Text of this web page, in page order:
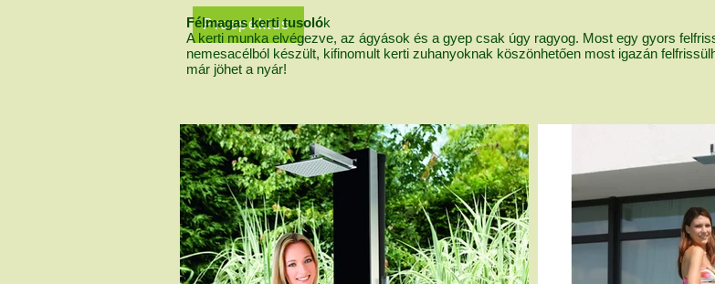
Prospektus
Félmagas kerti tusolók
A kerti munka elvégezve, az ágyások és a gyep csak úgy ragyog. Most egy gyors
nemesacélból készült, kifinomult kerti zuhanyoknak köszönhetően most igazán
már jöhet a nyár!